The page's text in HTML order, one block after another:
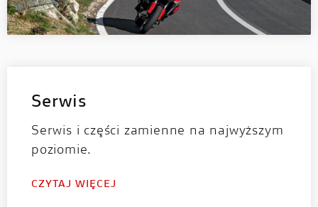
Serwis
Serwis i części zamienne na najwyższym
poziomie.
CZYTAJ WIĘCEJ